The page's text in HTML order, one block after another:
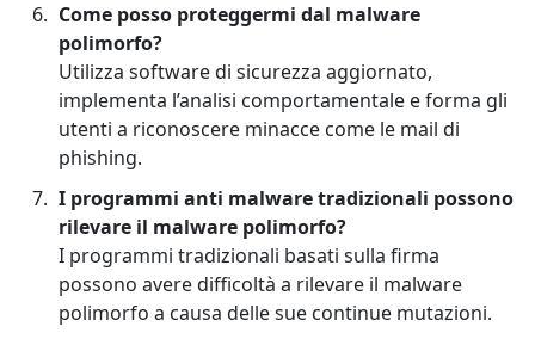
Come posso proteggermi dal malware
polimorfo?
Utilizza software di sicurezza aggiornato,
implementa l’analisi comportamentale e forma gli
utenti a riconoscere minacce come le mail di
phishing.
I programmi anti malware tradizionali possono
rilevare il malware polimorfo?
I programmi tradizionali basati sulla firma
possono avere difficoltà a rilevare il malware
polimorfo a causa delle sue continue mutazioni.